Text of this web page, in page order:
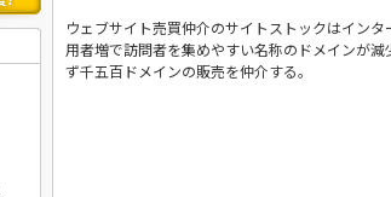
ウェブサイト売買仲介のサイトストックはイン
用者増で訪問者を集めやすい名称のドメインが
ず千五百ドメインの販売を仲介する。